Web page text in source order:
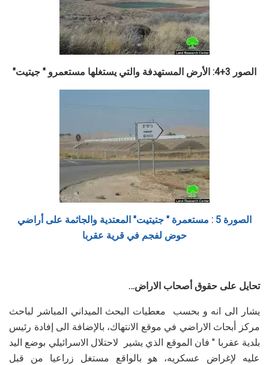
الصور 3+4: الأرض المستهدفة والتي يستغلها مستعمرو " جيتيت"
الصورة 5 : مستعمرة " جتيتيت" المعتدية والجاثمة على أراضي
حوض لفجم في قرية عقربا
تحايل على حقوق أصحاب الاراض…
يشار الى انه و بحسب معطيات البحث الميداني المباشر لباحث
مركز أبحاث الاراضي في موقع الانتهاك، بالإضافة الى إفادة رئيس
بلدية عقربا " فان الموقع الذي يشير لاحتلال الاسرائيلي بوضع اليد
عليه لإغراض عسكريه، هو بالواقع مستغل زراعيا من قبل